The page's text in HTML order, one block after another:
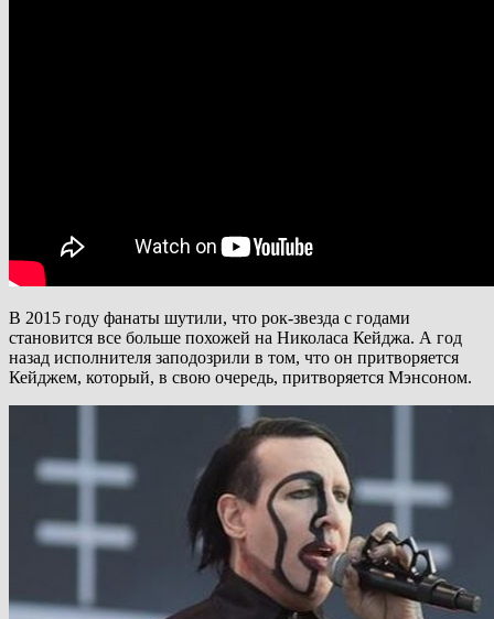
В 2015 году фанаты шутили, что рок-звезда с годами
становится все больше похожей на Николаса Кейджа. А год
назад исполнителя заподозрили в том, что он притворяется
Кейджем, который, в свою очередь, притворяется Мэнсоном.